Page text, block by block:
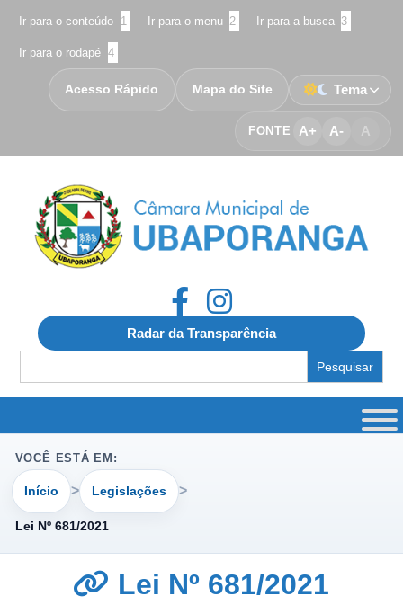
Ir para o conteúdo 1 Ir para o menu 2 Ir para a busca 3
Ir para o rodapé 4
FONTE A+ A- A
Acesso Rápido Mapa do Site Tema
Radar da Transparência
for:
VOCÊ ESTÁ EM:
Início Legislações
Lei Nº 681/2021
Lei Nº 681/2021